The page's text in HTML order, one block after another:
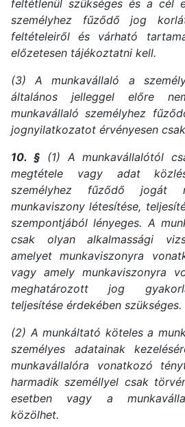
feltétlenül szükséges és a cél
személyhez fűződő jog
feltételeiről és várható
előzetesen tájékoztatni kell.
(3) A munkavállaló a
általános jelleggel előre
munkavállaló személyhez
jognyilatkozatot érvényesen
10. §(1) A munkavállalótól
megtétele vagy adat
személyhez fűződő
munkaviszony létesítése,
szempontjából lényeges. A
csak olyan alkalmassági
amelyet munkaviszonyra
vagy amely munkaviszonyra
meghatározott jog
teljesítése érdekében szükséges.
(2) A munkáltató köteles a
személyes adatainak
munkavállalóra vonatkozó
harmadik személlyel csak
esetben vagy a
közölhet.